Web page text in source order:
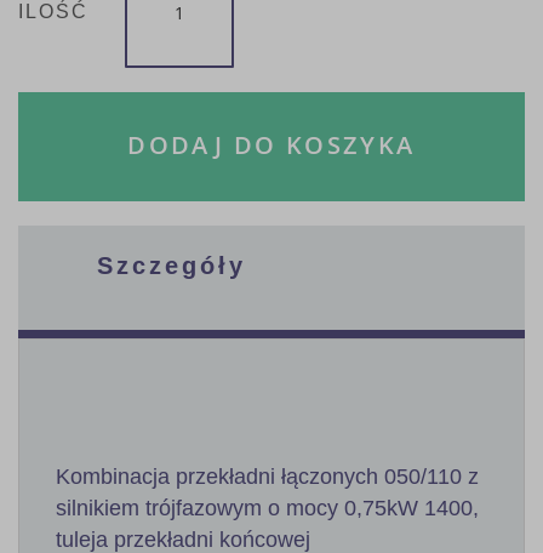
ILOŚĆ
DODAJ DO KOSZYKA
Szczegóły
Kombinacja przekładni łączonych 050/110 z
silnikiem trójfazowym o mocy 0,75kW 1400,
tuleja przekładni końcowej